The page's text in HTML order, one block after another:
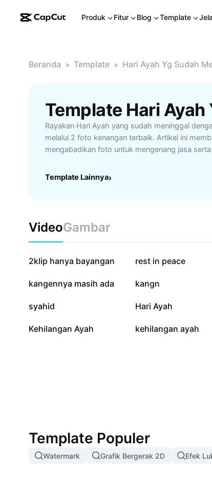
Produk Fitur Blog Template
Beranda > Template > Hari Ayah Yg Sudah
Rayakan Hari Ayah yang sudah meninggal
melalui 2 foto kenangan terbaik. Artikel ini
mengabadikan foto untuk mengenang jasa
kenangan di media sosial, dan memperingati
Template Lainnya›
VideoGambar
361,9 rb
2klip hanya bayangan 251,2 rb
rest in peace
42,8 rb
kangennya masih ada 16,3 rb
kangn
4,4 rb
syahid 3,5 rb
Hari Ayah
55
Kehilangan Ayah 0
kehilangan ayah
Template Populer
Watermark Grafik Bergerak 2D Efek